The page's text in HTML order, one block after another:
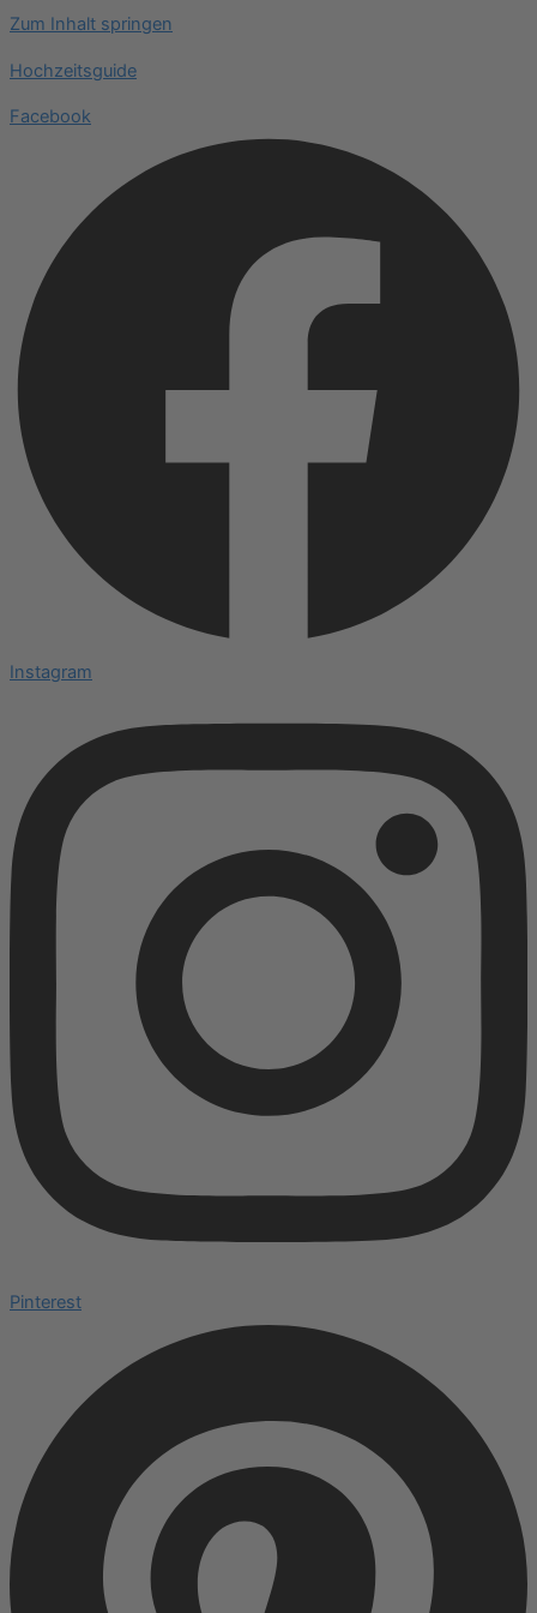
Zum Inhalt springen
Hochzeitsguide
Facebook
Instagram
Pinterest